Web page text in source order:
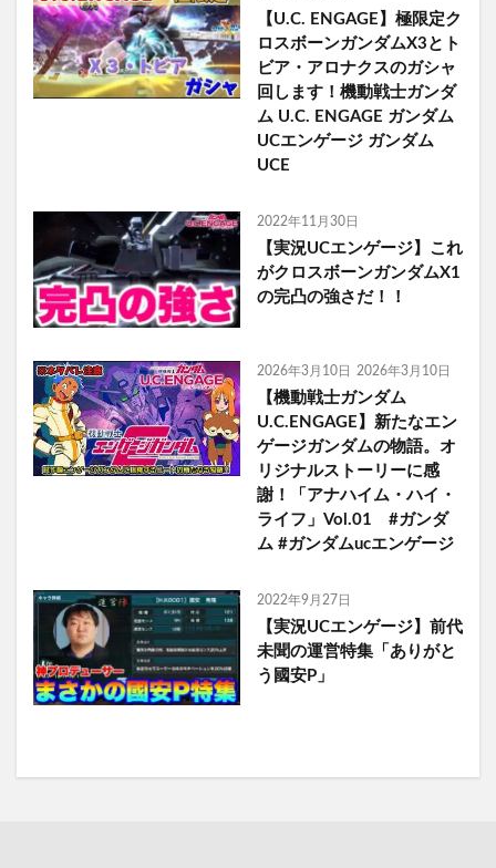
【U.C. ENGAGE】極限定ク
ロスボーンガンダムX3とト
ビア・アロナクスのガシャ
回します！機動戦士ガンダ
ム U.C. ENGAGE ガンダム
UCエンゲージ ガンダム
UCE
2022年11月30日
【実況UCエンゲージ】これ
がクロスボーンガンダムX1
の完凸の強さだ！！
2026年3月10日 2026年3月10日
【機動戦士ガンダム
U.C.ENGAGE】新たなエン
ゲージガンダムの物語。オ
リジナルストーリーに感
謝！「アナハイム・ハイ・
ライフ」Vol.01 #ガンダ
ム #ガンダムucエンゲージ
2022年9月27日
【実況UCエンゲージ】前代
未聞の運営特集「ありがと
う國安P」